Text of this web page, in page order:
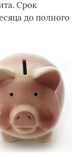
Срок
до полного